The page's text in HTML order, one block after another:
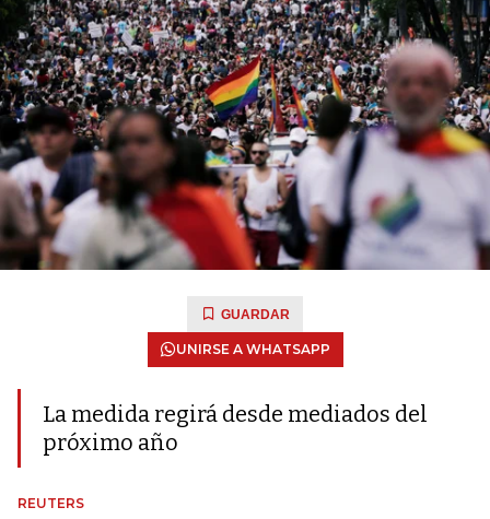
GUARDAR
UNIRSE A WHATSAPP
La medida regirá desde mediados del
próximo año
REUTERS